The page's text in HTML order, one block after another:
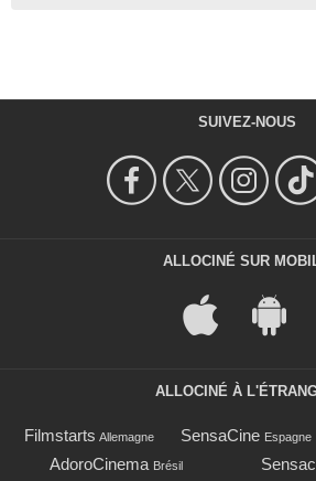
SUIVEZ-NOUS
ALLOCINÉ SUR
ALLOCINÉ À
Filmstarts Allemagne SensaCine Espagne
AdoroCinema Brésil